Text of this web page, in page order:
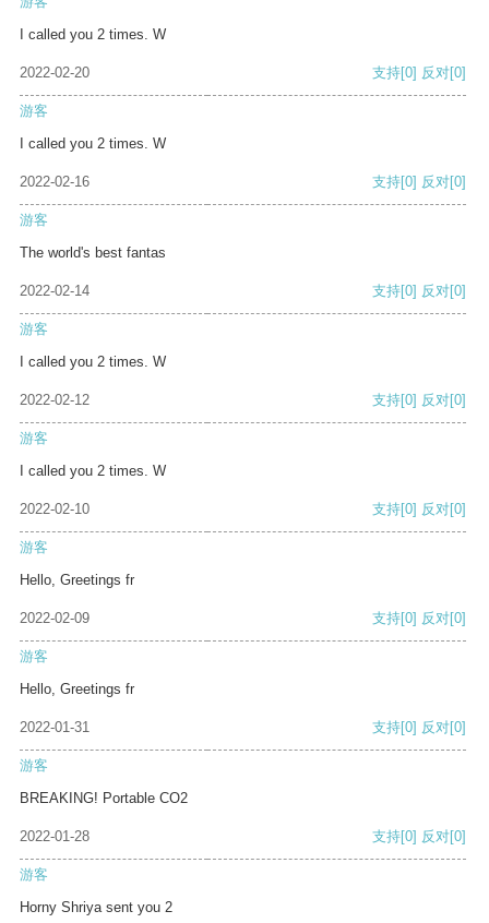
I called you 2 times. W
2022-02-20 支持[0] 反对[0]
游客
I called you 2 times. W
2022-02-16 支持[0] 反对[0]
游客
The world's best fantas
2022-02-14 支持[0] 反对[0]
游客
I called you 2 times. W
2022-02-12 支持[0] 反对[0]
游客
I called you 2 times. W
2022-02-10 支持[0] 反对[0]
游客
Hello, Greetings fr
2022-02-09 支持[0] 反对[0]
游客
Hello, Greetings fr
2022-01-31 支持[0] 反对[0]
游客
BREAKING! Portable CO2
2022-01-28 支持[0] 反对[0]
游客
Horny Shriya sent you 2